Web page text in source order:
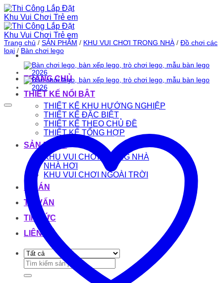
Bỏ
qua
nội
dung
TRANG CHỦ
THIẾT KẾ NỔI BẬT
THIẾT KẾ KHU HƯỚNG NGHIỆP
THIẾT KẾ ĐẶC BIỆT
THIẾT KẾ THEO CHỦ ĐỀ
THIẾT KẾ TỔNG HỢP
SẢN PHẨM
KHU VUI CHƠI TRONG NHÀ
NHÀ HƠI
KHU VUI CHƠI NGOÀI TRỜI
DỰ ÁN
TƯ VẤN
TIN TỨC
LIÊN HỆ
Tìm
kiếm:
Trang chủ / SẢN PHẨM / KHU VUI CHƠI TRONG NHÀ / Đồ chơi các
loại / Bàn chơi lego